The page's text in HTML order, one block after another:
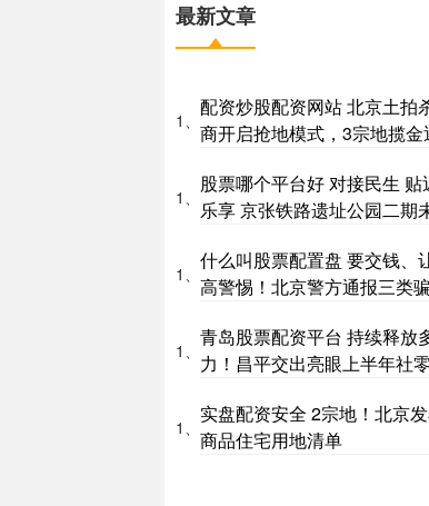
最新文章
1、
配资炒股配资网站 北京土拍
商开启抢地模式，3宗地揽金
1、
股票哪个平台好 对接民生 贴
乐享 京张铁路遗址公园二期
1、
什么叫股票配置盘 要交钱、
高警惕！北京警方通报三类
1、
青岛股票配资平台 持续释放
力！昌平交出亮眼上半年社
1、
实盘配资安全 2宗地！北京
商品住宅用地清单